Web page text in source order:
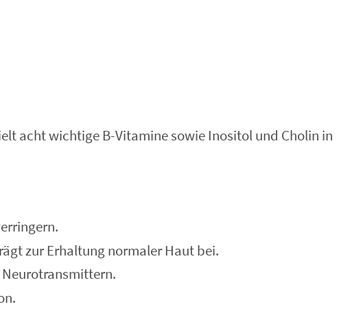
acht wichtige B-Vitamine sowie Inositol und Cholin in
zur Erhaltung normaler Haut bei.